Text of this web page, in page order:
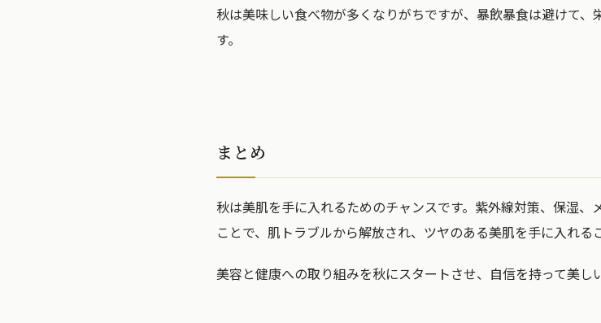
秋は美味しい食べ物が多くなりがちですが、暴飲暴食は避けて
す。
まとめ
秋は美肌を手に入れるためのチャンスです。紫外線対策、保湿
ことで、肌トラブルから解放され、ツヤのある美肌を手に入れる
美容と健康への取り組みを秋にスタートさせ、自信を持って美し